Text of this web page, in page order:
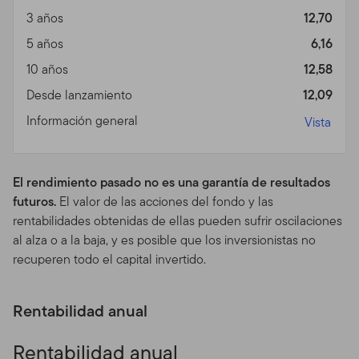
3 años
12,70
5 años
6,16
10 años
12,58
Desde lanzamiento
12,09
Información general
Vista
El rendimiento pasado no es una garantía de resultados
futuros. El valor de las acciones del fondo y las
rentabilidades obtenidas de ellas pueden sufrir oscilaciones
al alza o a la baja, y es posible que los inversionistas no
recuperen todo el capital invertido.
Rentabilidad anual
Rentabilidad anual
Resources, Inc. [NYSE: BEN] es una organización global
de inversiones operando como Franklin Templeton
Templeton Investments provee servicios de inversión,
de accionista y de distribución tanto globales como en
Estados Unidos a los Fondos Franklin, Templeton y
separadas.
Información para ciertos
corredores calificados,
asesores profesionales e
inversionistas
calificados que tienen clientes que residen fuera de los